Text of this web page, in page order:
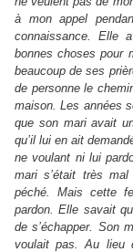
à mon appel
connaissance. Elle
bonnes choses pour
beaucoup de ses
de personne le
maison. Les années
que son mari avait
qu’il lui en ait
ne voulant ni lui
mari s’était très
péché. Mais cette
pardon. Elle savait
de s’échapper. Son
voulait pas. Au lieu